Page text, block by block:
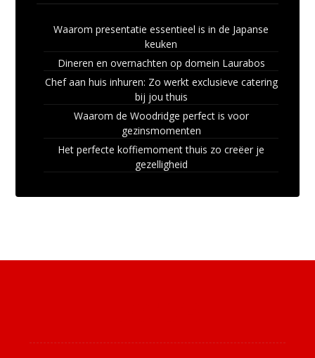
Waarom presentatie essentieel is in de Japanse
keuken
Dineren en overnachten op domein Laurabos
Chef aan huis inhuren: Zo werkt exclusieve catering
bij jou thuis
Waarom de Woodridge perfect is voor
gezinsmomenten
Het perfecte koffiemoment thuis zo creëer je
gezelligheid